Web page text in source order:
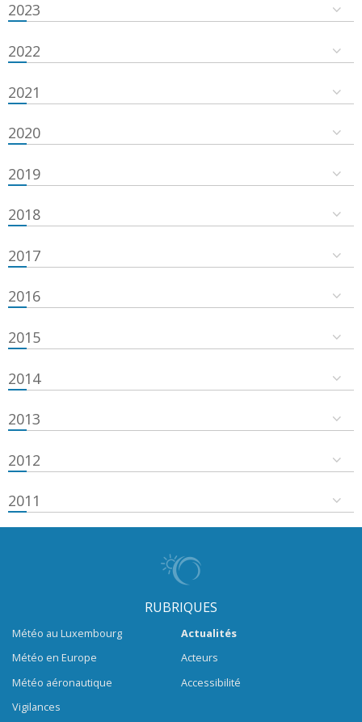
2023
2022
2021
2020
2019
2018
2017
2016
2015
2014
2013
2012
2011
RUBRIQUES
Météo au Luxembourg
Météo en Europe
Météo aéronautique
Vigilances
Actualités
Acteurs
Accessibilité